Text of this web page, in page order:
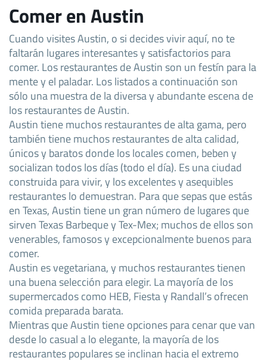
Comer en Austin
Cuando visites Austin, o si decides vivir aquí, no te
faltarán lugares interesantes y satisfactorios para
comer. Los restaurantes de Austin son un festín para la
mente y el paladar. Los listados a continuación son
sólo una muestra de la diversa y abundante escena de
los restaurantes de Austin.
Austin tiene muchos restaurantes de alta gama, pero
también tiene muchos restaurantes de alta calidad,
únicos y baratos donde los locales comen, beben y
socializan todos los días (todo el día). Es una ciudad
construida para vivir, y los excelentes y asequibles
restaurantes lo demuestran. Para que sepas que estás
en Texas, Austin tiene un gran número de lugares que
sirven Texas Barbeque y Tex-Mex; muchos de ellos son
venerables, famosos y excepcionalmente buenos para
comer.
Austin es vegetariana, y muchos restaurantes tienen
una buena selección para elegir. La mayoría de los
supermercados como HEB, Fiesta y Randall’s ofrecen
comida preparada barata.
Mientras que Austin tiene opciones para cenar que van
desde lo casual a lo elegante, la mayoría de los
restaurantes populares se inclinan hacia el extremo